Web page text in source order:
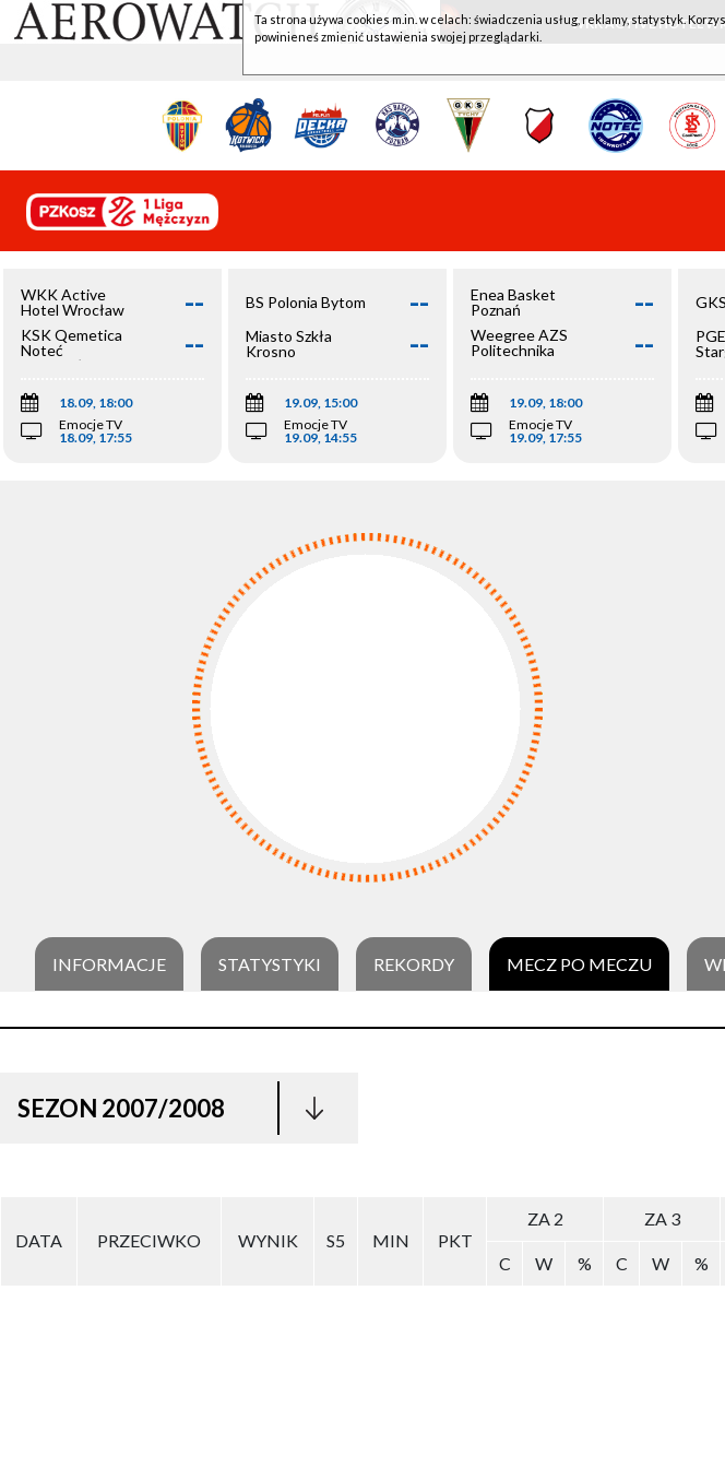
WKK ACTIVE HOTEL
WKK Active
Hotel Wrocław
--
KSK Qemetica
Noteć
Inowrocław
--
18.09, 18:00
Emocje TV
18.09, 17:55
BS Polonia Bytom --
Miasto Szkła
Krosno
--
19.09, 15:00
Emocje TV
19.09, 14:55
Enea Basket
Poznań
--
Weegree AZS
Politechnika
--
19.09, 18:00
Emocje TV
19.09, 17:55
INFORMACJE STATYSTYKI REKORDY MECZ PO MECZU
SEZON 2007/2008
DATA PRZECIWKO WYNIK S5 MIN PKT
ZA 2 ZA 3
C
W % C W %
Ta strona używa cookies m.in. w celach: świadczenia usług, reklamy, statystyk.
powinieneś zmienić ustawienia swojej przeglądarki.